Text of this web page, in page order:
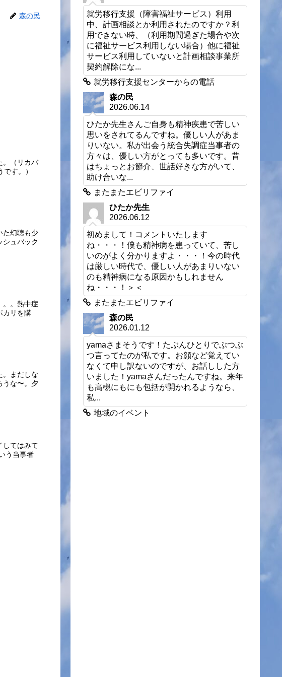
森の民
。（リカバ
す。）
た幻聴も少
シュバック
。。熱中症
カリを購
。まだしな
うな〜。夕
してはみて
う当事者
就労移行支援（障害福祉サービス）利用
中、計画相談とか利用されたのですか？利
用できない時、（利用期間過ぎた場合や次
に福祉サービス利用しない場合）他に福祉
サービス利用していないと計画相談事業所
契約解除にな...
就労移行支援センターからの電話
森の民
2026.06.14
ひたか先生さんご自身も精神疾患で苦しい
思いをされてるんですね。優しい人があま
りいない。私が出会う統合失調症当事者の
方々は、優しい方がとっても多いです。昔
はちょっとお節介、世話好きな方がいて、
助け合いな...
またまたエビリファイ
ひたか先生
2026.06.12
初めまして！コメントいたします
ね・・・！僕も精神病を患っていて、苦し
いのがよく分かりますよ・・・！今の時代
は厳しい時代で、優しい人があまりいない
のも精神病になる原因かもしれません
ね・・・！＞＜
またまたエビリファイ
森の民
2026.01.12
yamaさまそうです！たぶんひとりでぶつぶ
つ言ってたのが私です。お顔など覚えてい
なくて申し訳ないのですが、お話しした方
いました！yamaさんだったんですね。来年
も高槻にもにも包括が開かれるようなら、
私...
地域のイベント